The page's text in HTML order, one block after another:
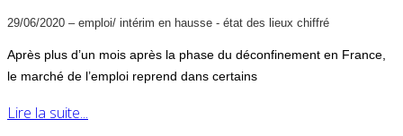
29/06/2020 – emploi/ intérim en hausse - état des lieux chiffré
Après plus d’un mois après la phase du déconfinement en France,
le marché de l’emploi reprend dans certains
Lire la suite...